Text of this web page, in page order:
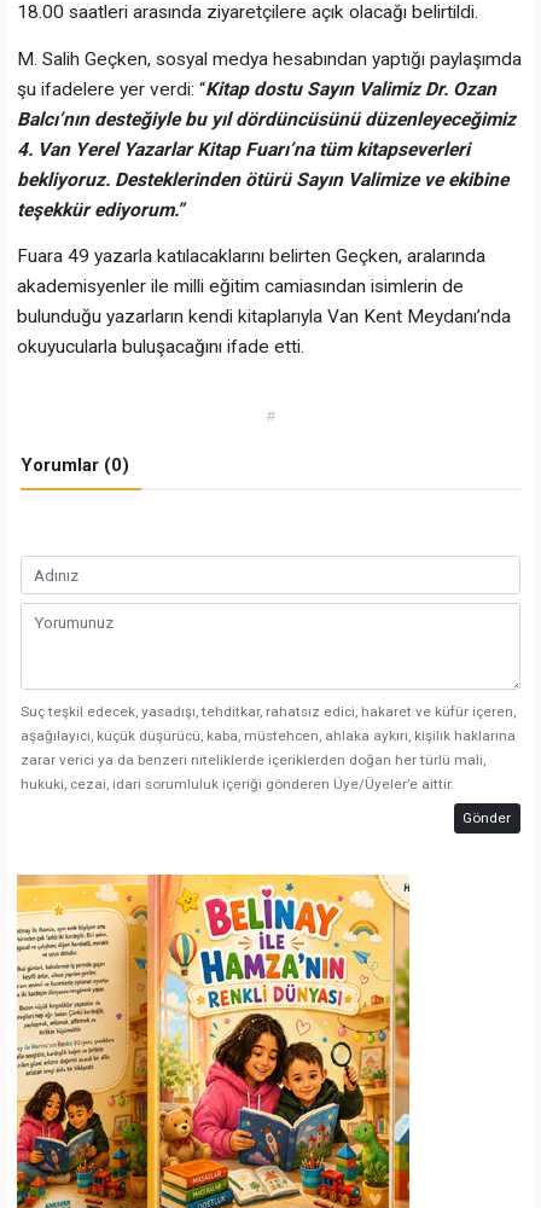
18.00 saatleri arasında ziyaretçilere açık olacağı belirtildi.
M. Salih Geçken, sosyal medya hesabından yaptığı paylaşımda
şu ifadelere yer verdi: “Kitap dostu Sayın Valimiz Dr. Ozan
Balcı’nın desteğiyle bu yıl dördüncüsünü düzenleyeceğimiz
4. Van Yerel Yazarlar Kitap Fuarı’na tüm kitapseverleri
bekliyoruz. Desteklerinden ötürü Sayın Valimize ve ekibine
teşekkür ediyorum.”
Fuara 49 yazarla katılacaklarını belirten Geçken, aralarında
akademisyenler ile milli eğitim camiasından isimlerin de
bulunduğu yazarların kendi kitaplarıyla Van Kent Meydanı’nda
okuyucularla buluşacağını ifade etti.
#
Yorumlar (0)
Suç teşkil edecek, yasadışı, tehditkar, rahatsız edici, hakaret ve küfür içeren,
aşağılayıcı, küçük düşürücü, kaba, müstehcen, ahlaka aykırı, kişilik haklarına
zarar verici ya da benzeri niteliklerde içeriklerden doğan her türlü mali,
hukuki, cezai, idari sorumluluk içeriği gönderen Üye/Üyeler’e aittir.
Gönder